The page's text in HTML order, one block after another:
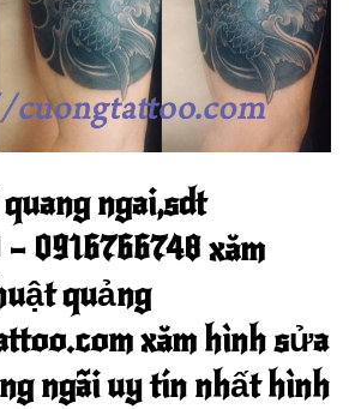
ngai,sdt
0916766748 xăm
quảng
xăm hình sửa
ngãi uy tín nhất hình